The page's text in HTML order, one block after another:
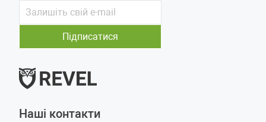
Підписатися
Наші контакти